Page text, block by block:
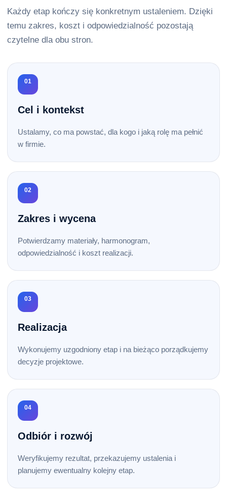
Każdy etap kończy się konkretnym ustaleniem. Dzięki
temu zakres, koszt i odpowiedzialność pozostają
czytelne dla obu stron.
01
Cel i kontekst
Ustalamy, co ma powstać, dla kogo i jaką rolę ma pełnić
w firmie.
02
Zakres i wycena
Potwierdzamy materiały, harmonogram,
odpowiedzialność i koszt realizacji.
03
Realizacja
Wykonujemy uzgodniony etap i na bieżąco porządkujemy
decyzje projektowe.
04
Odbiór i rozwój
Weryfikujemy rezultat, przekazujemy ustalenia i
planujemy ewentualny kolejny etap.